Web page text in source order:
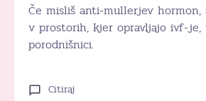
Če misliš anti-mullerjev
v prostorih, kjer opravljajo ivf-
porodnišnici.
Citiraj